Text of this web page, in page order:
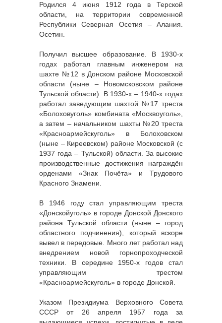
Родился 4 июня 1912 года в Терской
области, на территории современной
Республики Северная Осетия – Алания.
Осетин.
Получил высшее образование. В 1930-х
годах работал главным инженером на
шахте №12 в Донском районе Московской
области (ныне – Новомсковском районе
Тульской области). В 1930-х – 1940-х годах
работал заведующим шахтой №17 треста
«Болоховуголь» комбината «Москвоуголь»,
а затем – начальником шахты №20 треста
«Красноармейскуголь» в Болоховском
(ныне – Киреевском) районе Московской (с
1937 года – Тульской) области. За высокие
производственные достижения награждён
орденами «Знак Почёта» и Трудового
Красного Знамени.
В 1946 году стал управляющим треста
«Донскойуголь» в городе Донской Донского
района Тульской области (ныне – город
областного подчинения), который вскоре
вывел в передовые. Много лет работал над
внедрением новой горнопроходческой
техники. В середине 1950-х годов стал
управляющим трестом
«Красноармейскуголь» в городе Донской.
Указом Президиума Верховного Совета
СССР от 26 апреля 1957 года за